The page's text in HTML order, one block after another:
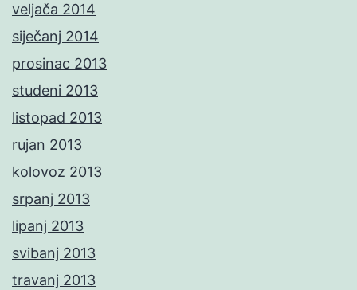
veljača 2014
siječanj 2014
prosinac 2013
studeni 2013
listopad 2013
rujan 2013
kolovoz 2013
srpanj 2013
lipanj 2013
svibanj 2013
travanj 2013